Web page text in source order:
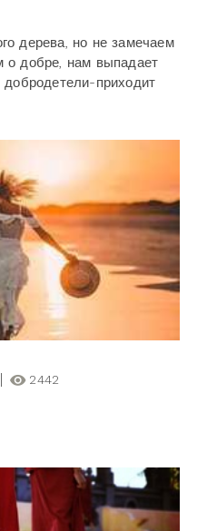
дерева, но не замечаем
о добре, нам выпадает
приходит
2442